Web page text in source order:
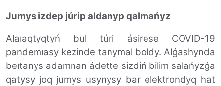
Jumys izdep júrip aldanyp qalmańyz
Alaıaqtyqtyń bul túri ásirese COVID-19
pandemıasy kezinde tanymal boldy. Alǵashynda
beıtanys adamnan ádette sizdiń bilim salańyzǵa
qatysy joq jumys usynysy bar elektrondyq hat